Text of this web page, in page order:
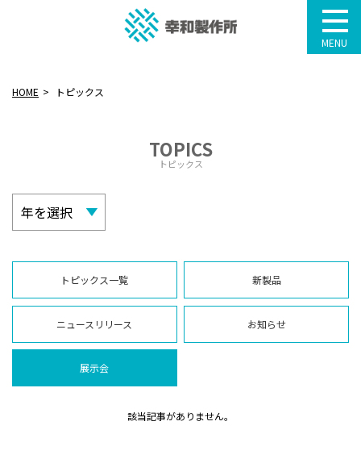
MENU
HOME トピックス
TOPICS
トピックス
トピックス一覧 新製品
ニュースリリース お知らせ
展示会
該当記事がありません。